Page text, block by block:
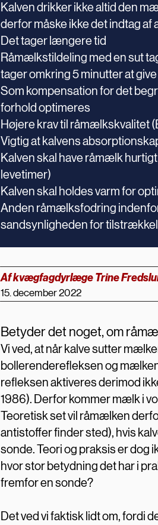
Kalven drikker ikke altid den
derfor måske ikke det indtag af
Det tager længere tid
Råmælkstildeling med en sut
tager omkring 5 minutter at
Som kompensation for det
forhold optimeres
Højere krav til råmælkskvalitet
Vigtig at kalvens
Kalven skal have råmælk
levetimer)
Kalven skal holdes varm for
Anden råmælksfodring
sandsynligheden for
Af kvægfagdyrlæge Trine
15. december 2022
Betyder det noget, om
Vi ved, at når kalve sutter
bollerenderefleksen og
refleksen aktiveres derimod
1986). Derfor kommer mælk i
Teoretisk set vil råmælken
antistoffer finder sted), hvis
sonde. Teori og praksis er dog
hvor stor betydning det har i
fremfor en sonde?
Det ved vi faktisk lidt om, fordi